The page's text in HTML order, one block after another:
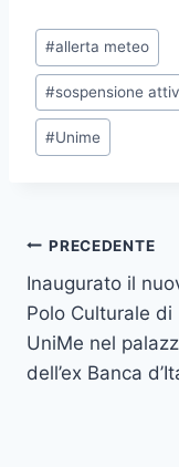
Tag
articolo:
#allerta meteo
#sospensione
#Unime
articoli
PRECEDENTE
Inaugurato il
Polo Culturale di
UniMe nel
dell’ex Banca